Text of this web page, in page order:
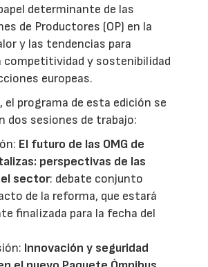
determinante de las
de Productores (OP) en la
y las tendencias para
competitividad y sostenibilidad
europeas.
el programa de esta edición se
dos sesiones de trabajo:
El futuro de las OMG de
perspectivas de las
sector: debate conjunto
de la reforma, que estará
finalizada para la fecha del
Innovación y seguridad